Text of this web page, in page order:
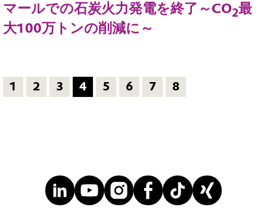
マールでの石炭火力発電を終了～CO2最
大100万トンの削減に～
1 2 3 4 5 6 7 8